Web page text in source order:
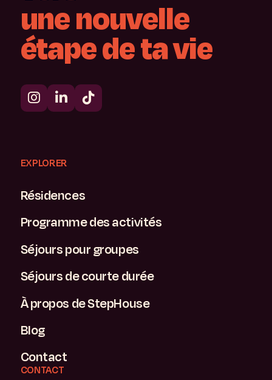
unenouvelle
étapedetavie
EXPLORER
Résidences
Programme des activités
Séjours pour groupes
Séjours de courte durée
À propos de StepHouse
Blog
Contact
CONTACT